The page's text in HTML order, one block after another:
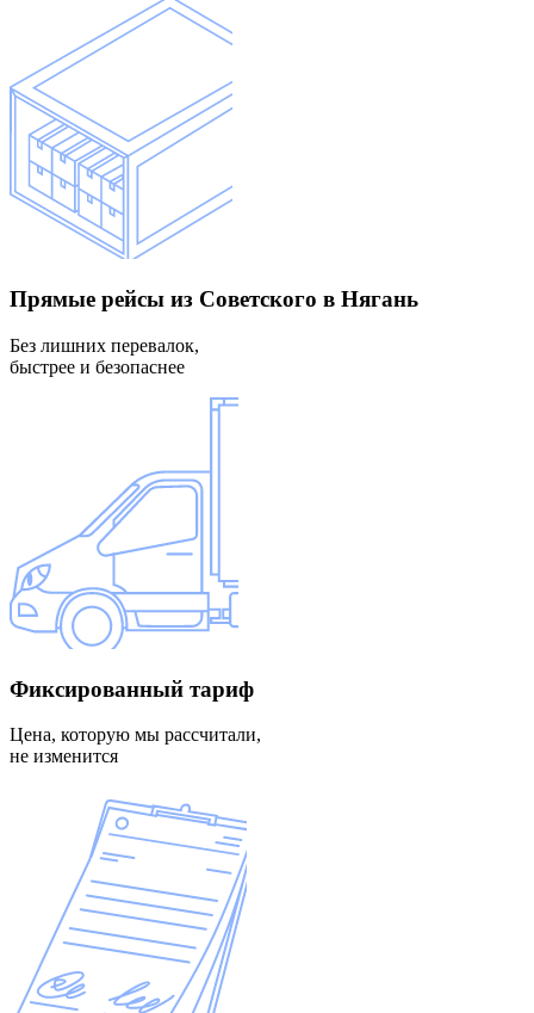
Прямые рейсы из Советского в Нягань
Без лишних перевалок,
быстрее и безопаснее
Фиксированный тариф
Цена, которую мы рассчитали,
не изменится